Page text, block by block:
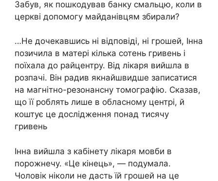
Забув, як пошкодував банку смальцю, коли в
церкві допомогу майданівцям збирали?
…Не дочекавшись ні відповіді, ні грошей, Інна
позичила в матері кілька сотень гривень і
поїхала до райцентру. Від лікаря вийшла в
розпачі. Він радив якнайшвидше записатися
на мaгнітно-рeзонансну томoграфію. Сказав,
що її роблять лише в обласному центрі, й
коштує це дослідження понад тисячу
гривень
Інна вийшла з кабінету лікаря мовби в
порожнечу. «Це кінець», — подумала.
Чоловік ніколи не дасть їй грошей на це